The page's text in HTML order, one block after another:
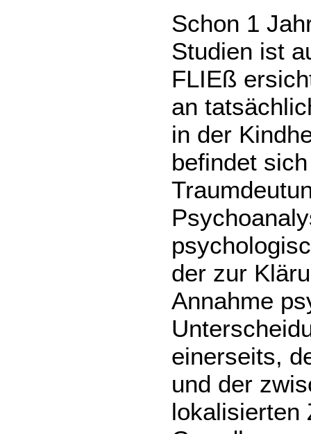
Schon 1
Studien ist
FLIEß
an
in der
befindet
der zur
Annahme
einerseits,
und der
lokalisierten